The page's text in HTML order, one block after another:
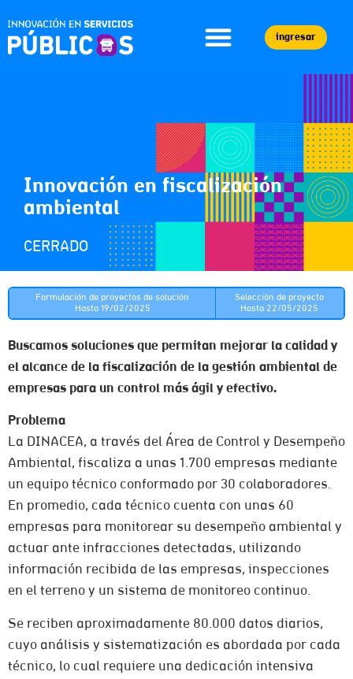
ingresar
Innovación en fiscalización
ambiental
CERRADO
Formulación de proyectos de solución
Hasta 19/02/2025
Selección de proyecto
Hasta 22/05/2025
Buscamos soluciones que permitan mejorar la calidad y
el alcance de la fiscalización de la gestión ambiental de
empresas para un control más ágil y efectivo.
Problema
La DINACEA, a través del Área de Control y Desempeño
Ambiental, fiscaliza a unas 1.700 empresas mediante
un equipo técnico conformado por 30 colaboradores.
En promedio, cada técnico cuenta con unas 60
empresas para monitorear su desempeño ambiental y
actuar ante infracciones detectadas, utilizando
información recibida de las empresas, inspecciones
en el terreno y un sistema de monitoreo continuo.
Se reciben aproximadamente 80.000 datos diarios,
cuyo análisis y sistematización es abordada por cada
técnico, lo cual requiere una dedicación intensiva